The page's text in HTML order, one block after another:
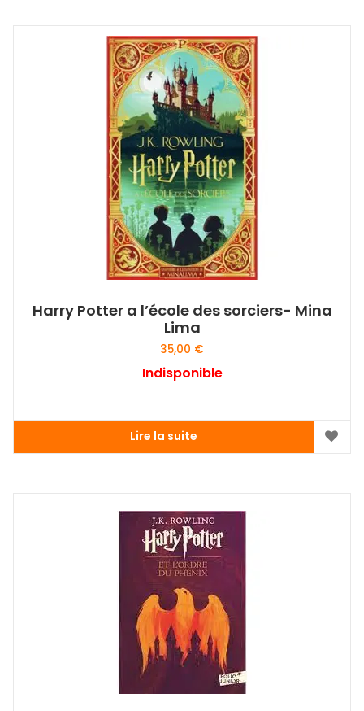
Harry Potter a l’école des sorciers- Mina
Lima
35,00 €
Indisponible
Lire la suite